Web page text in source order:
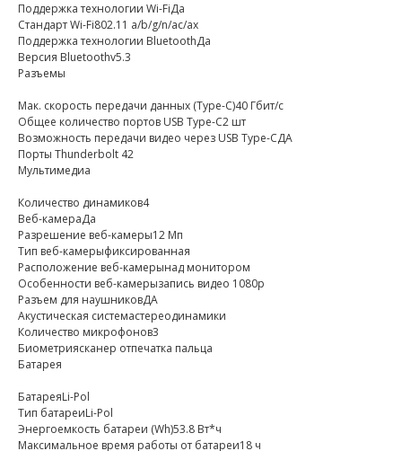
Поддержка технологии Wi-FiДа
Стандарт Wi-Fi802.11 a/b/g/n/ac/ax
Поддержка технологии BluetoothДа
Версия Bluetoothv5.3
Разъемы
Мак. скорость передачи данных (Type-C)40 Гбит/с
Общее количество портов USB Type-С2 шт
Возможность передачи видео через USB Type-CДА
Порты Thunderbolt 42
Мультимедиа
Количество динамиков4
Веб-камераДа
Разрешение веб-камеры12 Мп
Тип веб-камерыфиксированная
Расположение веб-камерынад монитором
Особенности веб-камерызапись видео 1080p
Разъем для наушниковДА
Акустическая системастереодинамики
Количество микрофонов3
Биометриясканер отпечатка пальца
Батарея
БатареяLi-Pol
Тип батареиLi-Pol
Энергоемкость батареи (Wh)53.8 Вт*ч
Максимальное время работы от батареи18 ч